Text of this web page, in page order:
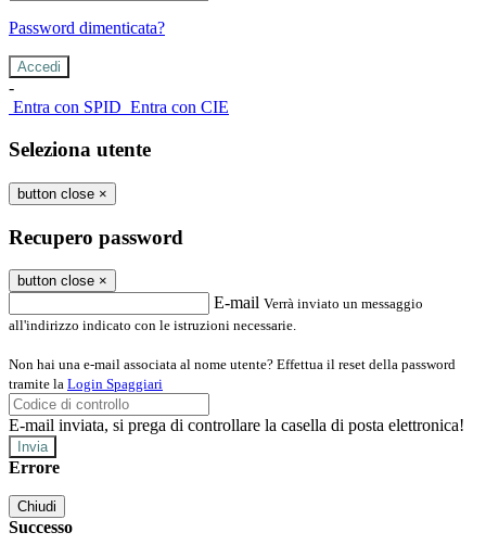
Password dimenticata?
-
Entra con SPID Entra con CIE
Seleziona utente
button close ×
Recupero password
button close ×
E-mail Verrà inviato un messaggio
all'indirizzo indicato con le istruzioni necessarie.
Non hai una e-mail associata al nome utente? Effettua il reset della password
tramite la Login Spaggiari
E-mail inviata, si prega di controllare la casella di posta elettronica!
Errore
Chiudi
Successo